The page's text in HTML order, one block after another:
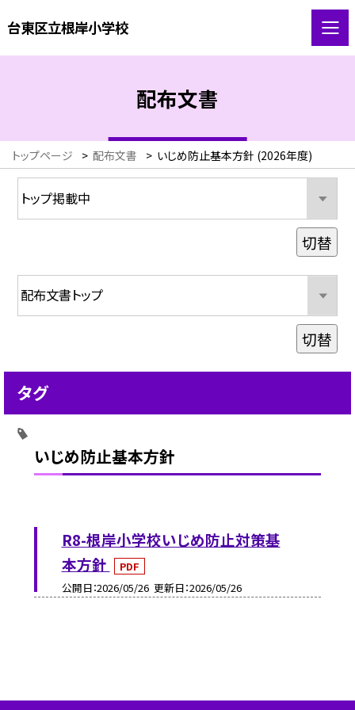
台東区立根岸小学校
配布文書
トップページ > 配布文書 > いじめ防止基本方針 (2026年度)
いじめ防止基本方針
R8-根岸小学校いじめ防止対策基
本方針
PDF
公開日 2026/05/26 更新日 2026/05/26
切替
切替
タグ